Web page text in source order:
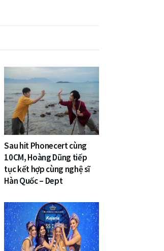
Sau hit Phonecert cùng
10CM, Hoàng Dũng tiếp
tục kết hợp cùng nghệ sĩ
Hàn Quốc – Dept